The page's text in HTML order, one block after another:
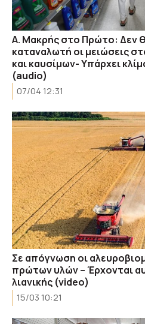
Α. Μακρής στο Πρώτο: Δεν
καταναλωτή οι μειώσεις
και καυσίμων- Υπάρχει
(audio)
07/04 12:31
Σε απόγνωση οι
πρώτων υλών – Έρχονται
λιανικής (video)
15/03 10:21